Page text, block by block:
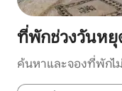
ที่พักช่วงวันหยุ
ค้นหาและจองที่พักไ